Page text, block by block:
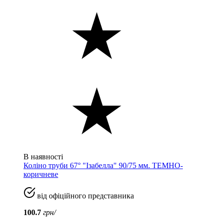
В наявності
Коліно труби 67° "Ізабелла" 90/75 мм. ТЕМНО-
коричневе
від офіційного представника
100.7 грн/